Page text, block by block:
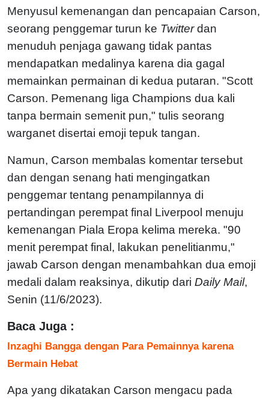
Menyusul kemenangan dan pencapaian Carson,
seorang penggemar turun ke Twitterdan
menuduh penjaga gawang tidak pantas
mendapatkan medalinya karena dia gagal
memainkan permainan di kedua putaran. "Scott
Carson. Pemenang liga Champions dua kali
tanpa bermain semenit pun," tulis seorang
warganet disertai emoji tepuk tangan.
Namun, Carson membalas komentar tersebut
dan dengan senang hati mengingatkan
penggemar tentang penampilannya di
pertandingan perempat final Liverpool menuju
kemenangan Piala Eropa kelima mereka. "90
menit perempat final, lakukan penelitianmu,"
jawab Carson dengan menambahkan dua emoji
medali dalam reaksinya, dikutip dari Daily Mail,
Senin (11/6/2023).
Baca Juga :
Inzaghi Bangga dengan Para Pemainnya karena
Bermain Hebat
Apa yang dikatakan Carson mengacu pada